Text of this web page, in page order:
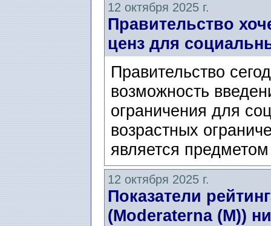
12 октября 2025 г.
Правительство
ценз для
Правительство
возможность
ограничения для
возрастных
является
12 октября 2025 г.
Показатели
(Moderaterna (M))